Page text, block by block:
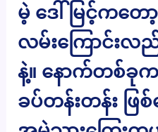
မဲ့ ဒေါ်မြင့်ကတေ
လမ်းကြောင်းလ
နဲ့။ နောက်တစ်
ခပ်တန်းတန်း ဖြ